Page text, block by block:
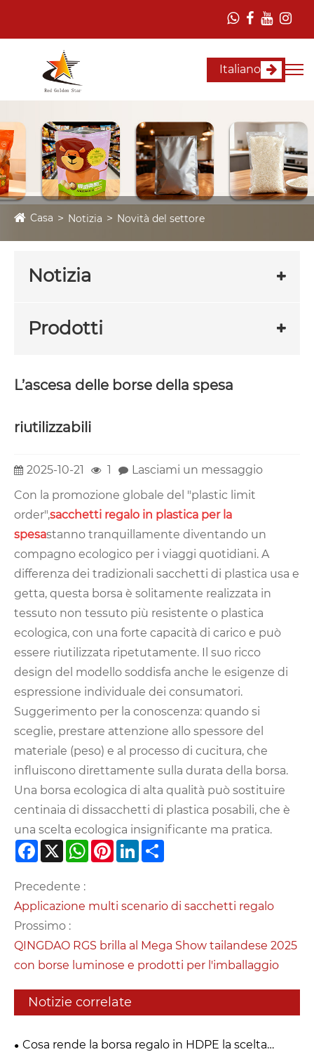
Italiano
Casa Notizia Novità del settore
Notizia
Prodotti
L’ascesa delle borse della spesa
riutilizzabili
2025-10-21 1
Lasciami un messaggio
Con la promozione globale del "plastic limit
order",sacchetti regalo in plastica per la
spesastanno tranquillamente diventando un
compagno ecologico per i viaggi quotidiani. A
differenza dei tradizionali sacchetti di plastica usa e
getta, questa borsa è solitamente realizzata in
tessuto non tessuto più resistente o plastica
ecologica, con una forte capacità di carico e può
essere riutilizzata ripetutamente. Il suo ricco
design del modello soddisfa anche le esigenze di
espressione individuale dei consumatori.
Suggerimento per la conoscenza: quando si
sceglie, prestare attenzione allo spessore del
materiale (peso) e al processo di cucitura, che
influiscono direttamente sulla durata della borsa.
Una borsa ecologica di alta qualità può sostituire
centinaia di dissacchetti di plastica posabili, che è
una scelta ecologica insignificante ma pratica.
Facebook
X WhatsApp
Pinterest
LinkedIn
Precedente :
Applicazione multi scenario di sacchetti regalo
Prossimo :
QINGDAO RGS brilla al Mega Show tailandese 2025
con borse luminose e prodotti per l'imballaggio
Notizie correlate
Cosa rende la borsa regalo in HDPE la scelta